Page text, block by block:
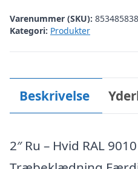
Varenummer (SKU):
Kategori: Produkter
Beskrivelse
2″ Ru – Hvid RAL